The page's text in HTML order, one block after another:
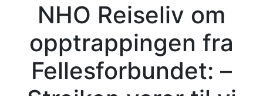
NHO Reiseliv om
opptrappingen fra
Fellesforbundet: –